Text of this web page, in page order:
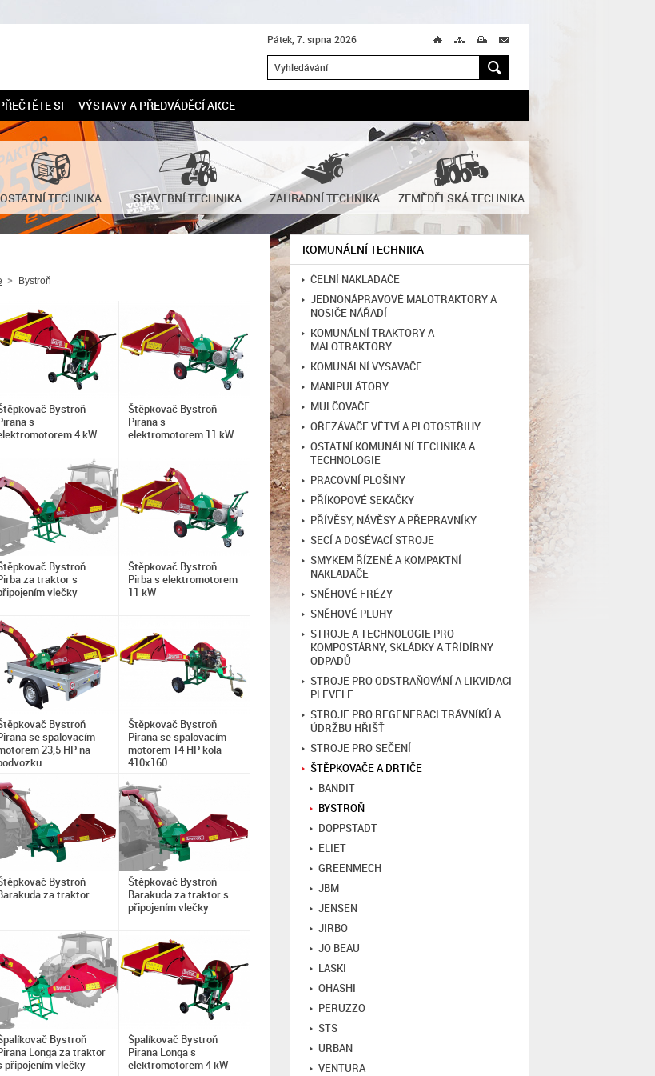
Pátek, 7. srpna 2026 Ú M T M
H
SI VÝSTAVY A PŘEDVÁDĚCÍ AKCE
OSTATNÍ TECHNIKA STAVEBNÍ TECHNIKA ZAHRADNÍ TECHNIKA ZEMĚDĚLSKÁ TECHNIKA
Bystroň
Bystroň
s
4 kW
Štěpkovač Bystroň
Pirana s
elektromotorem 11 kW
Bystroň
za traktor s
vlečky
Štěpkovač Bystroň
Pirba s elektromotorem
11 kW
Bystroň
se spalovacím
23,5 HP na
Štěpkovač Bystroň
Pirana se spalovacím
motorem 14 HP kola
410x160
Bystroň
za traktor
Štěpkovač Bystroň
Barakuda za traktor s
připojením vlečky
Bystroň
Longa za traktor
připojením vlečky
Špalíkovač Bystroň
Pirana Longa s
elektromotorem 4 kW
KOMUNÁLNÍ TECHNIKA
ČELNÍ NAKLADAČE
JEDNONÁPRAVOVÉ MALOTRAKTORY A
NOSIČE NÁŘADÍ
KOMUNÁLNÍ TRAKTORY A
MALOTRAKTORY
KOMUNÁLNÍ VYSAVAČE
MANIPULÁTORY
MULČOVAČE
OŘEZÁVAČE VĚTVÍ A PLOTOSTŘIHY
OSTATNÍ KOMUNÁLNÍ TECHNIKA A
TECHNOLOGIE
PRACOVNÍ PLOŠINY
PŘÍKOPOVÉ SEKAČKY
PŘÍVĚSY, NÁVĚSY A PŘEPRAVNÍKY
SECÍ A DOSÉVACÍ STROJE
SMYKEM ŘÍZENÉ A KOMPAKTNÍ
NAKLADAČE
SNĚHOVÉ FRÉZY
SNĚHOVÉ PLUHY
STROJE A TECHNOLOGIE PRO
KOMPOSTÁRNY, SKLÁDKY A TŘÍDÍRNY
ODPADŮ
STROJE PRO ODSTRAŇOVÁNÍ A LIKVIDACI
PLEVELE
STROJE PRO REGENERACI TRÁVNÍKŮ A
ÚDRŽBU HŘIŠŤ
STROJE PRO SEČENÍ
ŠTĚPKOVAČE A DRTIČE
BANDIT
BYSTROŇ
DOPPSTADT
ELIET
GREENMECH
JBM
JENSEN
JIRBO
JO BEAU
LASKI
OHASHI
PERUZZO
STS
URBAN
VENTURA